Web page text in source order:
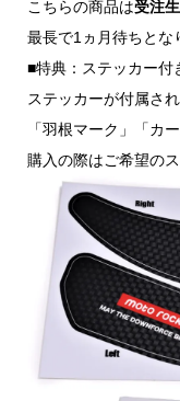
こちらの商品は受注
最長で1ヵ月待ちとな
■特典：ステッカー付
ステッカーが付属さ
「羽根マーク」「カ
購入の際はご希望の